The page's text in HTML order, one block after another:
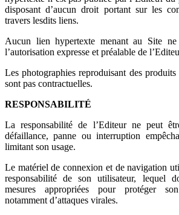
disposant d’aucun droit portant sur les
travers lesdits liens.
Aucun lien hypertexte menant au Site
l’autorisation expresse et préalable de
Les photographies reproduisant des
sont pas contractuelles.
RESPONSABILITÉ
La responsabilité de l’Editeur ne peut
défaillance, panne ou interruption
limitant son usage.
Le matériel de connexion et de navigation
responsabilité de son utilisateur, lequel
mesures appropriées pour protéger
notamment d’attaques virales.